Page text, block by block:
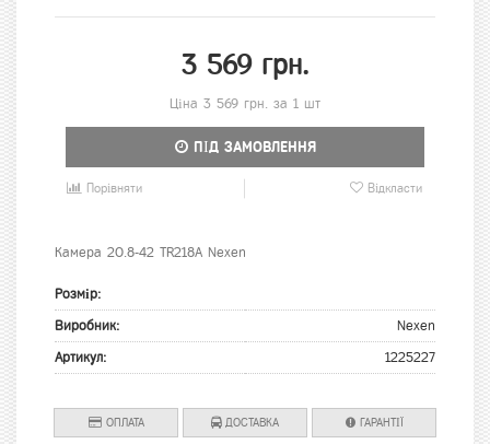
3 569 грн.
Ціна 3 569 грн. за 1 шт
ПІД ЗАМОВЛЕННЯ
Порівняти Відкласти
Камера 20.8-42 TR218A Nexen
Розмір:
Виробник: Nexen
Артикул: 1225227
ОПЛАТА ДОСТАВКА ГАРАНТІЇ